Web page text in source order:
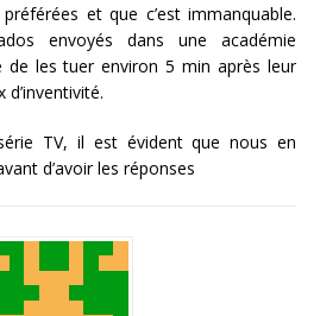
et que c’est immanquable.
envoyés dans une académie
de les tuer environ 5 min après leur
TV, il est évident que nous en
d’avoir les réponses